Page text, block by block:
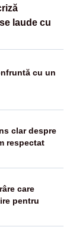
laude cu
cu un
clar despre
respectat
care
pentru